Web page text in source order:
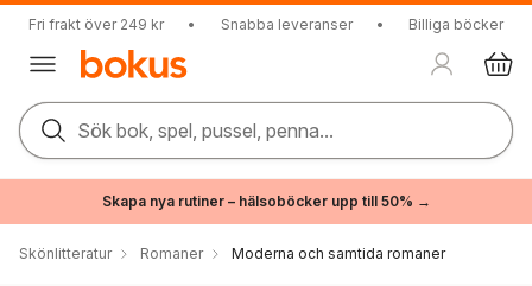
Fri frakt över 249 kr • Snabba leveranser • Billiga böcker
Sök bok, spel, pussel, penna...
Skapa nya rutiner – hälsoböcker upp till 50% →
Skönlitteratur Romaner Moderna och samtida romaner